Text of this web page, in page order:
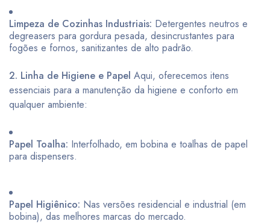
Limpeza de Cozinhas Industriais: Detergentes neutros e
degreasers para gordura pesada, desincrustantes para
fogões e fornos, sanitizantes de alto padrão.
2. Linha de Higiene e Papel Aqui, oferecemos itens
essenciais para a manutenção da higiene e conforto em
qualquer ambiente:
Papel Toalha: Interfolhado, em bobina e toalhas de papel
para dispensers.
Papel Higiênico: Nas versões residencial e industrial (em
bobina), das melhores marcas do mercado.